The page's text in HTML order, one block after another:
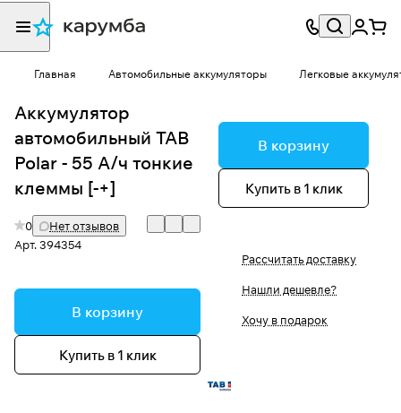
Главная Автомобильные аккумуляторы Легковые
Аккумулятор
автомобильный TAB
Polar - 55 А/ч тонкие
клеммы [-+]
0
Нет отзывов
Арт.394354
В корзину
Купить в 1 клик
В корзину
Купить в 1 клик
Рассчитать доставку
Нашли дешевле?
Хочу в подарок